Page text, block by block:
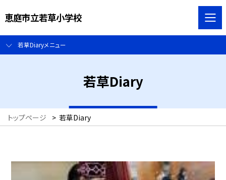
恵庭市立若草小学校
若草Diaryメニュー
若草Diary
トップページ > 若草Diary